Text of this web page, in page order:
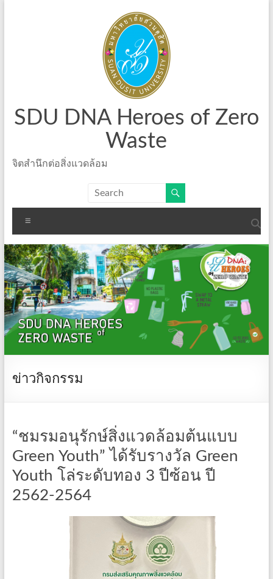
SDU DNA Heroes of Zero
Waste
จิตสำนึกต่อสิ่งแวดล้อม
ข่าวกิจกรรม
“ชมรมอนุรักษ์สิ่งแวดล้อมต้นแบบ
Green Youth” ได้รับรางวัล Green
Youth โล่ระดับทอง 3 ปีซ้อน ปี
2562-2564